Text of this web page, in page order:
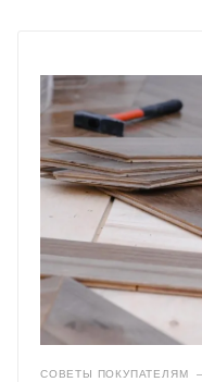
СОВЕТЫ ПОКУПАТЕЛЯМ